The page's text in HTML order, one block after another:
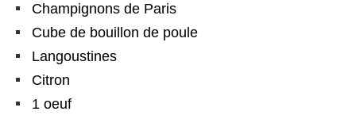
Champignons de Paris
Cube de bouillon de poule
Langoustines
Citron
1 oeuf